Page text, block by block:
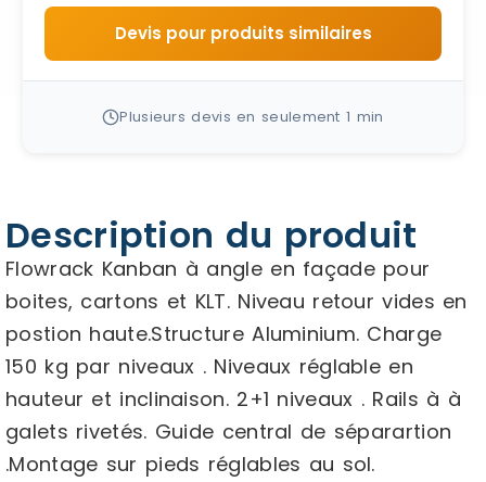
Devis pour produits similaires
Plusieurs devis en seulement 1 min
Description du produit
Flowrack Kanban à angle en façade pour
boites, cartons et KLT. Niveau retour vides en
postion haute.Structure Aluminium. Charge
150 kg par niveaux . Niveaux réglable en
hauteur et inclinaison. 2+1 niveaux . Rails à à
galets rivetés. Guide central de séparartion
.Montage sur pieds réglables au sol.